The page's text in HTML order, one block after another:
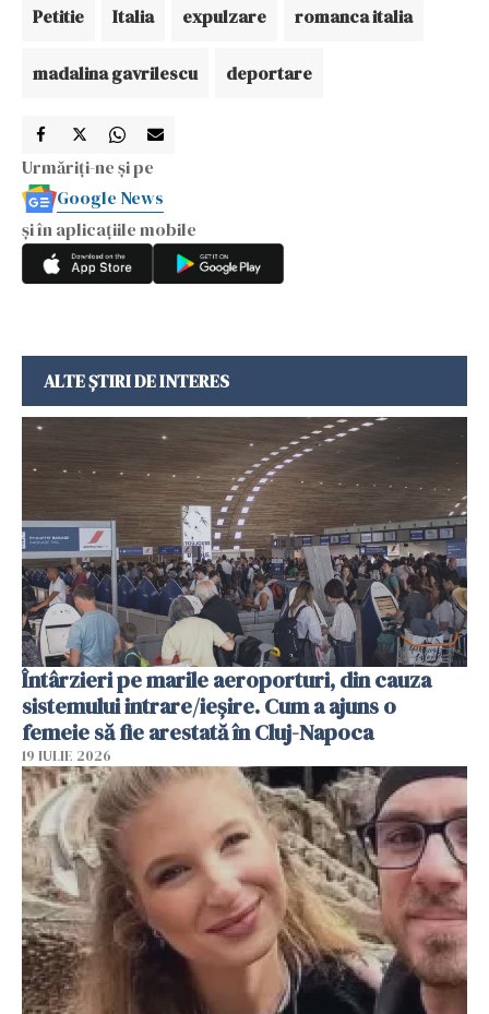
Petitie Italia expulzare romanca italia
madalina gavrilescu deportare
Urmăriți-ne și pe
Google News
și în aplicațiile mobile
ALTE ȘTIRI DE INTERES
Întârzieri pe marile aeroporturi, din cauza
sistemului intrare/ieșire. Cum a ajuns o
femeie să fie arestată în Cluj-Napoca
19 IULIE 2026